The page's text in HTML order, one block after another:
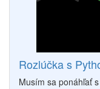
Rozlúčka s
Musím sa ponáhľať